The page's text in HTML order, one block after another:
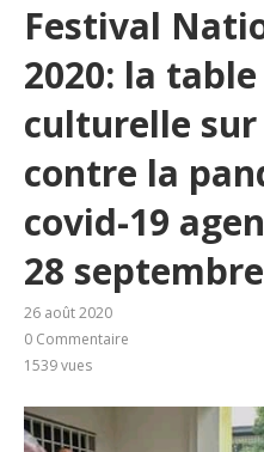
Festival
2020: la
culturelle
contre la
covid-19
28
26 août 2020
0 Commentaire
1539vues